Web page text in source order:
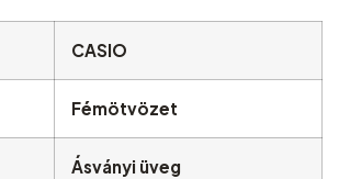
CASIO
Fémötvözet
Ásványi üveg